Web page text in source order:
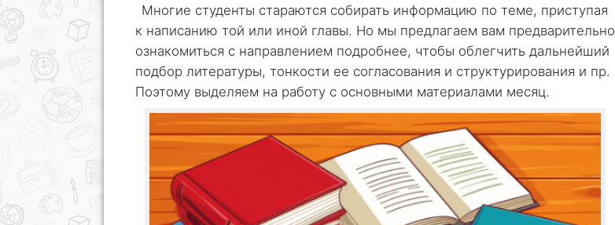
Многие студенты стараются собирать информацию по теме, приступая
к написанию той или иной главы. Но мы предлагаем вам предварительно
ознакомиться с направлением подробнее, чтобы облегчить дальнейший
подбор литературы, тонкости ее согласования и структурирования и пр.
Поэтому выделяем на работу с основными материалами месяц.